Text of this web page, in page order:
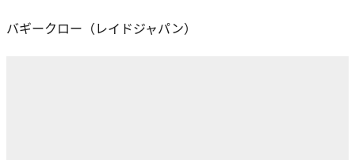
バギークロー（レイドジャパン）